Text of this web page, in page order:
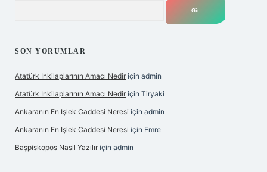
SON YORUMLAR
Atatürk Inkilaplarının Amacı Nedir için admin
Atatürk Inkilaplarının Amacı Nedir için Tiryaki
Ankaranın En Işlek Caddesi Neresi için admin
Ankaranın En Işlek Caddesi Neresi için Emre
Başpiskopos Nasil Yazılır için admin